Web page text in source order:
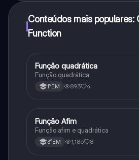
Conteúdos mais populares:
Function
Matematica
Função quadrática
Função quadrática
1°EM 893 4
Matematica
Função Afim
Função afim e quadrática
3°EM 1,186 8